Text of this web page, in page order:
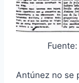
Antúnez no se